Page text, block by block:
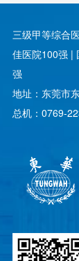
三级甲等综合
佳医院100强 |
强
地址：东莞市
总机：0769-